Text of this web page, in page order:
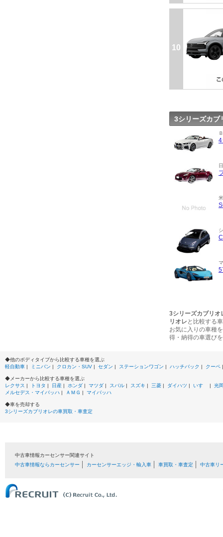
10
3シリーズカブ
4
3シリーズカブリオ
リオレ と比較する
お気に入りの車種
得・納得の車選び
◆他のボディタイプから比較する車種を選ぶ
軽自動車 | ミニバン | クロカン・SUV | セダン | ステーションワゴン | ハッチバック | クーペ
◆メーカーから比較する車種を選ぶ
レクサス | トヨタ | 日産 | ホンダ | マツダ | スバル | スズキ | 三菱 | ダイハツ | いすゞ |
光
メルセデス・マイバッハ | ＡＭＧ | マイバッハ
◆車を売却する
3シリーズカブリオレの車買取・車査定
中古車情報カーセンサー関連サイト
中古車情報ならカーセンサー
カーセンサーエッジ・輸入車 車買取・車査定 中古車リ